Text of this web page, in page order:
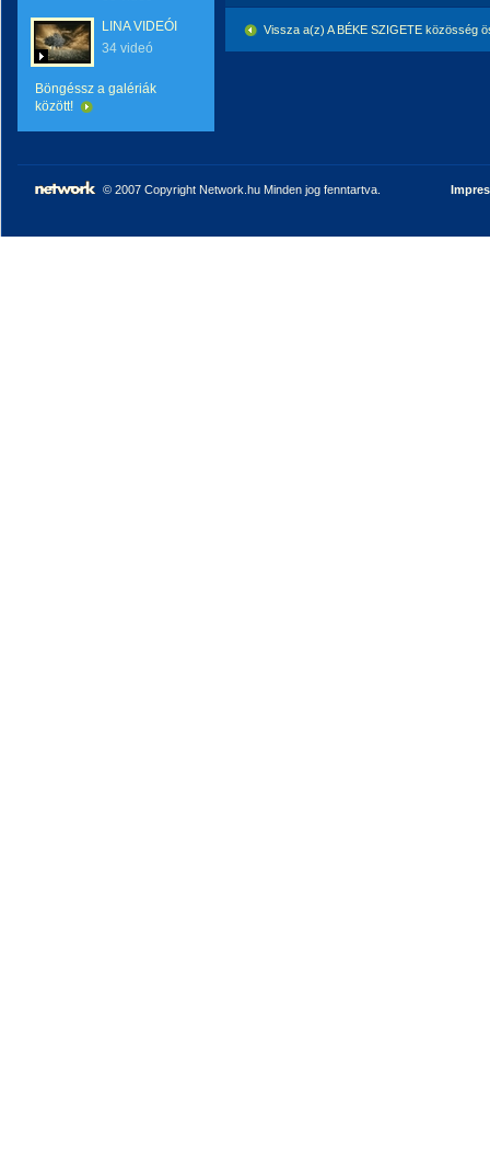
LINA VIDEÓI
34 videó
Böngéssz a galériák
között!
Vissza a(z) A BÉKE SZIGETE közösség
© 2007 Copyright Network.hu Minden jog fenntartva.